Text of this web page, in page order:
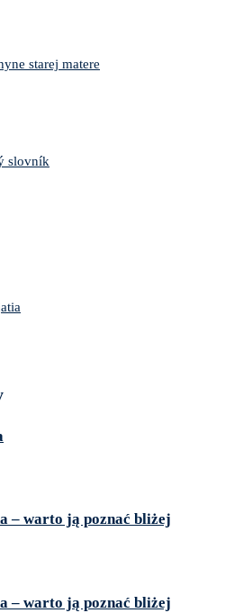
starej matere
slovník
– warto ją poznać bliżej
– warto ją poznać bliżej